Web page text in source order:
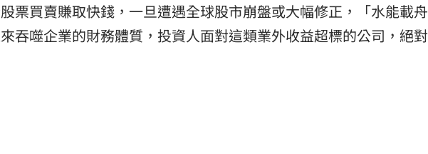
票買賣賺取快錢，一旦遭遇全球股市崩盤或大幅修正，「水能載
吞噬企業的財務體質，投資人面對這類業外收益超標的公司，絕